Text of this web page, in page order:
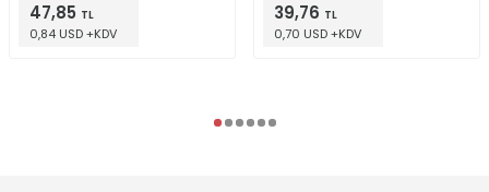
47,85 TL
0,84 USD +KDV
39,76 TL
0,70 USD +KDV